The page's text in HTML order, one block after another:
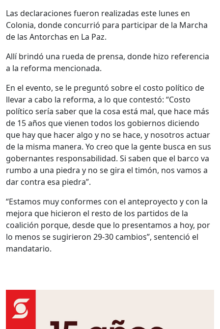
Las declaraciones fueron realizadas este lunes en
Colonia, donde concurrió para participar de la Marcha
de las Antorchas en La Paz.
Allí brindó una rueda de prensa, donde hizo referencia
a la reforma mencionada.
En el evento, se le preguntó sobre el costo político de
llevar a cabo la reforma, a lo que contestó: “Costo
político sería saber que la cosa está mal, que hace más
de 15 años que vienen todos los gobiernos diciendo
que hay que hacer algo y no se hace, y nosotros actuar
de la misma manera. Yo creo que la gente busca en sus
gobernantes responsabilidad. Si saben que el barco va
rumbo a una piedra y no se gira el timón, nos vamos a
dar contra esa piedra”.
“Estamos muy conformes con el anteproyecto y con la
mejora que hicieron el resto de los partidos de la
coalición porque, desde que lo presentamos a hoy, por
lo menos se sugirieron 29-30 cambios”, sentenció el
mandatario.